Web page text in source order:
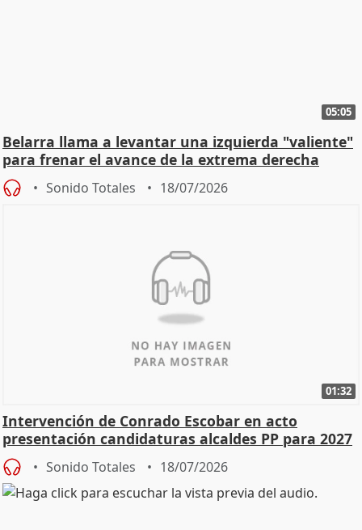
05:05
Belarra llama a levantar una izquierda "valiente"
para frenar el avance de la extrema derecha
Sonido Totales 18/07/2026
01:32
Intervención de Conrado Escobar en acto
presentación candidaturas alcaldes PP para 2027
Sonido Totales 18/07/2026